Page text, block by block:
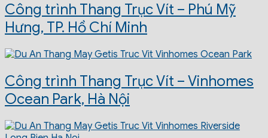
Công trình Thang Trục Vít – Phú Mỹ
Hưng, TP. Hồ Chí Minh
Công trình Thang Trục Vít – Vinhomes
Ocean Park, Hà Nội